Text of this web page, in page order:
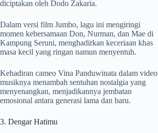
diciptakan oleh Dodo Zakaria.
Dalam versi film Jumbo, lagu ini mengiringi
momen kebersamaan Don, Nurman, dan Mae di
Kampung Seruni, menghadirkan keceriaan khas
masa kecil yang ringan namun menyentuh.
Kehadiran cameo Vina Panduwinata dalam video
musiknya menambah sentuhan nostalgia yang
menyenangkan, menjadikannya jembatan
emosional antara generasi lama dan baru.
3. Dengar Hatimu